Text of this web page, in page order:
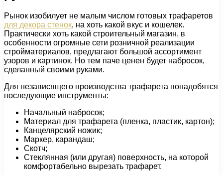
Рынок изобилует не малым числом готовых трафаретов
для декора стенок, на хоть какой вкус и кошелек.
Практически хоть какой строительный магазин, в
особенности огромные сети розничной реализации
стройматериалов, предлагают большой ассортимент
узоров и картинок. Но тем паче ценен будет набросок,
сделанный своими руками.
Для независящего производства трафарета понадобятся
последующие инструменты:
Начальный набросок;
Материал для трафарета (пленка, пластик, картон);
Канцелярский ножик;
Маркер, карандаш;
Скотч;
Стеклянная (или другая) поверхность, на которой
комфортабельно вырезать трафарет.